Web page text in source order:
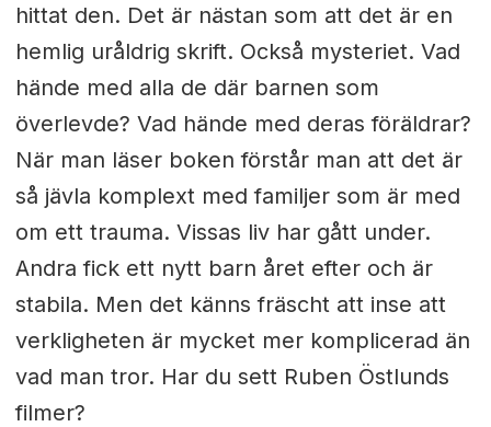
hittat den. Det är nästan som att det är en
hemlig uråldrig skrift. Också mysteriet. Vad
hände med alla de där barnen som
överlevde? Vad hände med deras föräldrar?
När man läser boken förstår man att det är
så jävla komplext med familjer som är med
om ett trauma. Vissas liv har gått under.
Andra fick ett nytt barn året efter och är
stabila. Men det känns fräscht att inse att
verkligheten är mycket mer komplicerad än
vad man tror. Har du sett Ruben Östlunds
filmer?